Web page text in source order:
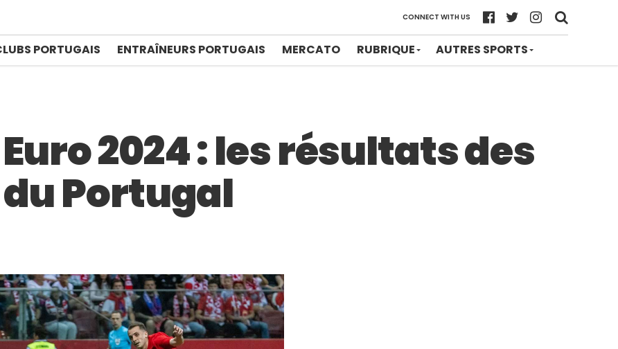
CONNECT WITH US
PORTUGAIS ENTRAÎNEURS PORTUGAIS MERCATO RUBRIQUE AUTRES SPORTS
2024 : les résultats des
Portugal